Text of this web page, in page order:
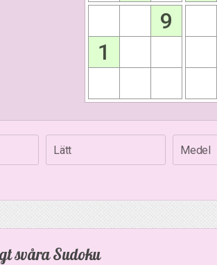
9
1
Lätt Medel
svåra Sudoku